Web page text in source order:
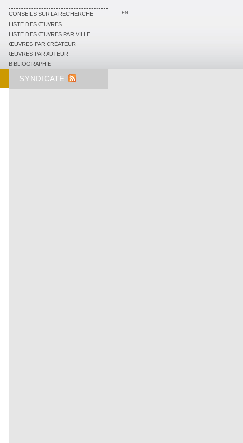
CONSEILS SUR LA RECHERCHE
LISTE DES ŒUVRES
LISTE DES ŒUVRES PAR VILLE
ŒUVRES PAR CRÉATEUR
ŒUVRES PAR AUTEUR
BIBLIOGRAPHIE
EN
SYNDICATE